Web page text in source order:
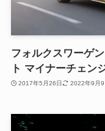
フォルクスワーゲ
ト マイナーチェン
2017年5月26日 2022年9月9